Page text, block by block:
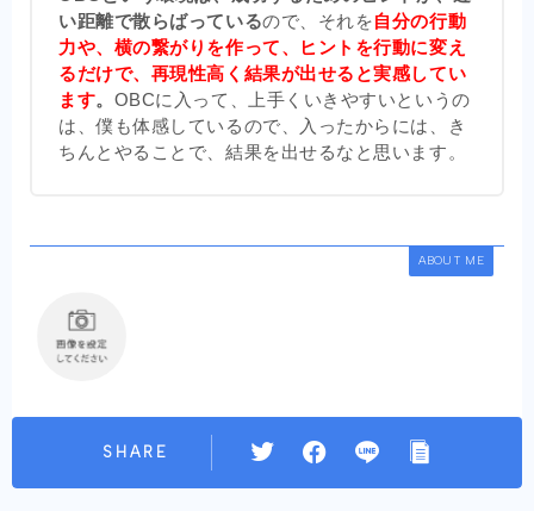
い距離で散らばっているので、それを自分の行動
力や、横の繋がりを作って、ヒントを行動に変え
るだけで、再現性高く結果が出せると実感してい
ます。 OBCに入って、上手くいきやすいというの
は、僕も体感しているので、入ったからには、き
ちんとやることで、結果を出せるなと思います。
ABOUT ME
SHARE